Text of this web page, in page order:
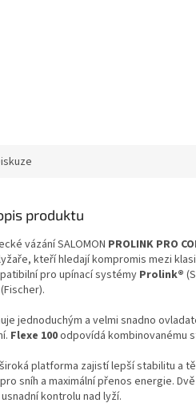
produktu
vázání SALOMON PROLINK PRO
kteří hledají kompromis mezi
pro upínací systémyProlink®
(Fischer).
jednoduchým a velmi snadno
Flexe 100odpovídá kombinovanému
platforma zajistí lepší stabilitu a
sníh a maximální přenos energie.
kontrolu nad lyží.